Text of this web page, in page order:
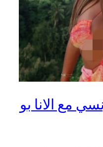
مع الانا بو